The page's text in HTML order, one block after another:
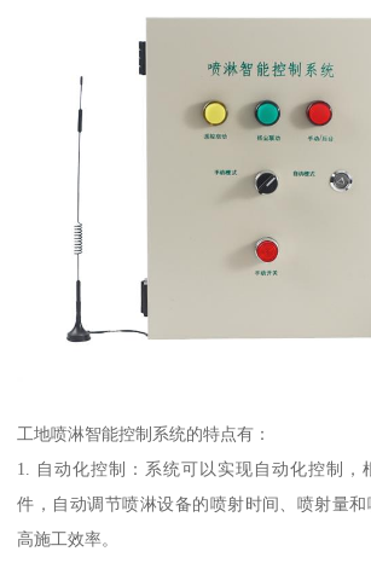
工地喷淋智能控制系统的特点有：
1. 自动化控制：系统可以实现自动化控制，
件，自动调节喷淋设备的喷射时间、喷射量
高施工效率。